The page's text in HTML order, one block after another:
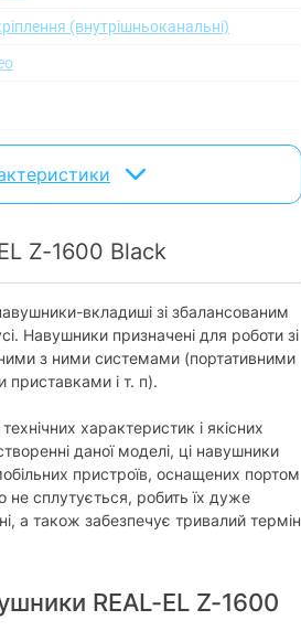
(внутрішньоканальні)
000 Гц
± 3 дБ
інтерфейсний роз'єм
Z-1600 Black
вкладиші зі збалансованим
Навушники призначені для роботи зі
з ними системами (портативними
і т. п).
характеристик і якісних
даної моделі, ці навушники
пристроїв, оснащених портом
сплутується, робить їх дуже
а також забезпечує тривалий термін
REAL-EL Z-1600